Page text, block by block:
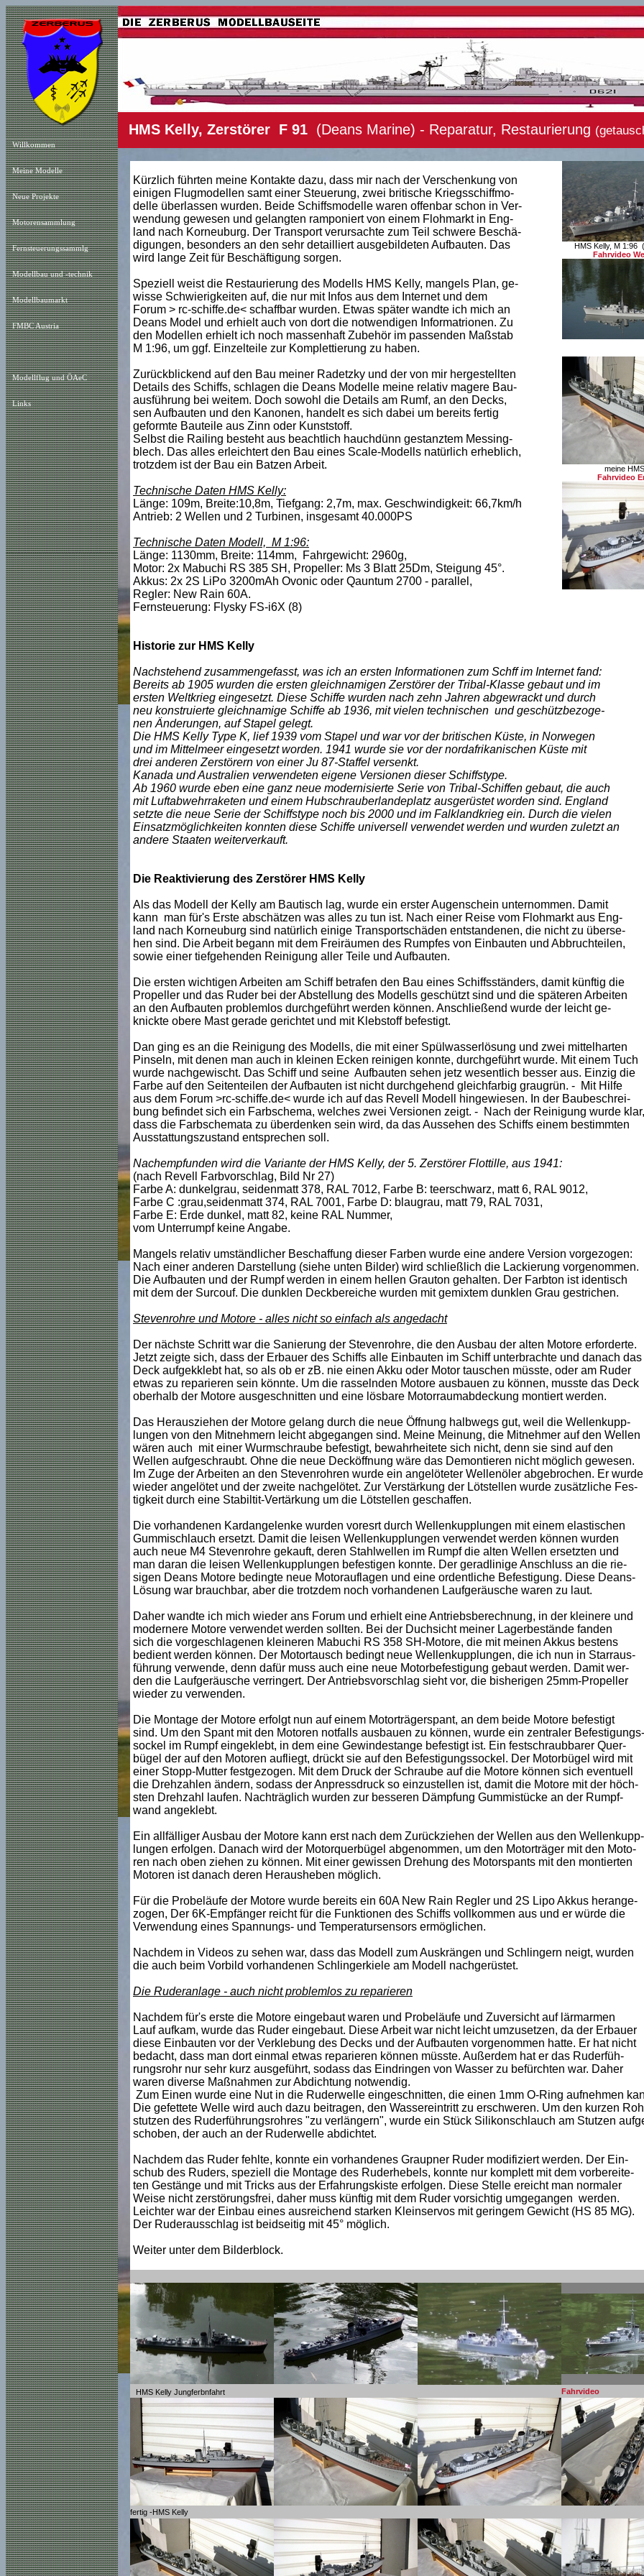
Willkommen
Meine Modelle
Neue Projekte
Motorensammlung
Fernsteuerungssammlg
Modellbau und -technik
Modellbaumarkt
FMBC Austria
Modellflug und ÖAeC
Links
HMS Kelly, Zerstörer F 91 (Deans Marine) - Reparatur, Restaurierung
Kürzlich führten meine Kontakte dazu, dass mir nach der Verschenkung von
einigen Flugmodellen samt einer Steuerung, zwei britische Kriegsschiffmo-
delle überlassen wurden. Beide Schiffsmodelle waren offenbar schon in Ver-
wendung gewesen und gelangten ramponiert von einem Flohmarkt in Eng-
land nach Korneuburg. Der Transport verursachte zum Teil schwere Beschä-
digungen, besonders an den sehr detailliert ausgebildeten Aufbauten. Das
wird lange Zeit für Beschäftigung sorgen.
Speziell weist die Restaurierung des Modells HMS Kelly, mangels Plan, ge-
wisse Schwierigkeiten auf, die nur mit Infos aus dem Internet und dem
Forum > rc-schiffe.de< schaffbar wurden. Etwas später wandte ich mich an
Deans Model und erhielt auch von dort die notwendigen Informatrionen. Zu
den Modellen erhielt ich noch massenhaft Zubehör im passenden Maßstab
M 1:96, um ggf. Einzelteile zur Komplettierung zu haben.
Zurückblickend auf den Bau meiner Radetzky und der von mir hergestellten
Details des Schiffs, schlagen die Deans Modelle meine relativ magere Bau-
ausführung bei weitem. Doch sowohl die Details am Rumf, an den Decks,
sen Aufbauten und den Kanonen, handelt es sich dabei um bereits fertig
geformte Bauteile aus Zinn oder Kunststoff.
Selbst die Railing besteht aus beachtlich hauchdünn gestanztem Messing-
blech. Das alles erleichtert den Bau eines Scale-Modells natürlich erheblich,
trotzdem ist der Bau ein Batzen Arbeit.
Technische Daten HMS Kelly:
Länge: 109m, Breite:10,8m, Tiefgang: 2,7m, max. Geschwindigkeit: 66,7km/h
Antrieb: 2 Wellen und 2 Turbinen, insgesamt 40.000PS
Technische Daten Modell, M 1:96:
Länge: 1130mm, Breite: 114mm, Fahrgewicht: 2960g,
Motor: 2x Mabuchi RS 385 SH, Propeller: Ms 3 Blatt 25Dm, Steigung 45°.
Akkus: 2x 2S LiPo 3200mAh Ovonic oder Qauntum 2700 - parallel,
Regler: New Rain 60A.
Fernsteuerung: Flysky FS-i6X (8)
HMS Kelly, M 1:96
Fahrvideo
meine
Fahrvideo
Historie zur HMS Kelly
Nachstehend zusammengefasst, was ich an ersten Informationen zum Schff im Internet fand:
Bereits ab 1905 wurden die ersten gleichnamigen Zerstörer der Tribal-Klasse gebaut und im
ersten Weltkrieg eingesetzt. Diese Schiffe wurden nach zehn Jahren abgewrackt und durch
neu konstruierte gleichnamige Schiffe ab 1936, mit vielen technischen und geschützbezoge-
nen Änderungen, auf Stapel gelegt.
Die HMS Kelly Type K, lief 1939 vom Stapel und war vor der britischen Küste, in Norwegen
und im Mittelmeer eingesetzt worden. 1941 wurde sie vor der nordafrikanischen Küste mit
drei anderen Zerstörern von einer Ju 87-Staffel versenkt.
Kanada und Australien verwendeten eigene Versionen dieser Schiffstype.
Ab 1960 wurde eben eine ganz neue modernisierte Serie von Tribal-Schiffen gebaut, die auch
mit Luftabwehrraketen und einem Hubschrauberlandeplatz ausgerüstet worden sind. England
setzte die neue Serie der Schiffstype noch bis 2000 und im Falklandkrieg ein. Durch die vielen
Einsatzmöglichkeiten konnten diese Schiffe universell verwendet werden und wurden zuletzt an
andere Staaten weiterverkauft.
Die Reaktivierung des Zerstörer HMS Kelly
Als das Modell der Kelly am Bautisch lag, wurde ein erster Augenschein unternommen. Damit
kann man für's Erste abschätzen was alles zu tun ist. Nach einer Reise vom Flohmarkt aus Eng-
land nach Korneuburg sind natürlich einige Transportschäden entstandenen, die nicht zu überse-
hen sind. Die Arbeit begann mit dem Freiräumen des Rumpfes von Einbauten und Abbruchteilen,
sowie einer tiefgehenden Reinigung aller Teile und Aufbauten.
Die ersten wichtigen Arbeiten am Schiff betrafen den Bau eines Schiffsständers, damit künftig die
Propeller und das Ruder bei der Abstellung des Modells geschützt sind und die späteren Arbeiten
an den Aufbauten problemlos durchgeführt werden können. Anschließend wurde der leicht ge-
knickte obere Mast gerade gerichtet und mit Klebstoff befestigt.
Dan ging es an die Reinigung des Modells, die mit einer Spülwasserlösung und zwei mittelharten
Pinseln, mit denen man auch in kleinen Ecken reinigen konnte, durchgeführt wurde. Mit einem Tuch
wurde nachgewischt. Das Schiff und seine Aufbauten sehen jetz wesentlich besser aus. Einzig die
Farbe auf den Seitenteilen der Aufbauten ist nicht durchgehend gleichfarbig graugrün. - Mit Hilfe
aus dem Forum >rc-schiffe.de< wurde ich auf das Revell Modell hingewiesen. In der Baubeschrei-
bung befindet sich ein Farbschema, welches zwei Versionen zeigt. - Nach der Reinigung wurde klar,
dass die Farbschemata zu überdenken sein wird, da das Aussehen des Schiffs einem bestimmten
Ausstattungszustand entsprechen soll.
Nachempfunden wird die Variante derHMS Kelly, der 5. Zerstörer Flottille, aus 1941:
(nach Revell Farbvorschlag, Bild Nr 27)
Farbe A: dunkelgrau, seidenmatt 378, RAL 7012, Farbe B: teerschwarz, matt 6, RAL 9012,
Farbe C :grau,seidenmatt 374, RAL 7001, Farbe D: blaugrau, matt 79, RAL 7031,
Farbe E: Erde dunkel, matt 82, keine RAL Nummer,
vom Unterrumpf keine Angabe.
Mangels relativ umständlicher Beschaffung dieser Farben wurde eine andere Version vorgezogen:
Nach einer anderen Darstellung (siehe unten Bilder) wird schließlich die Lackierung vorgenommen.
Die Aufbauten und der Rumpf werden in einem hellen Grauton gehalten. Der Farbton ist identisch
mit dem der Surcouf. Die dunklen Deckbereiche wurden mit gemixtem dunklen Grau gestrichen.
Stevenrohre und Motore - alles nicht so einfach als angedacht
Der nächste Schritt war die Sanierung der Stevenrohre, die den Ausbau der alten Motore erforderte.
Jetzt zeigte sich, dass der Erbauer des Schiffs alle Einbauten im Schiff unterbrachte und danach das
Deck aufgekklebt hat, so als ob er zB. nie einen Akku oder Motor tauschen müsste, oder am Ruder
etwas zu reparieren sein könnte. Um die rasselnden Motore ausbauen zu können, musste das Deck
oberhalb der Motore ausgeschnitten und eine lösbare Motorraumabdeckung montiert werden.
Das Herausziehen der Motore gelang durch die neue Öffnung halbwegs gut, weil die Wellenkupp-
lungen von den Mitnehmern leicht abgegangen sind. Meine Meinung, die Mitnehmer auf den Wellen
wären auch mit einer Wurmschraube befestigt, bewahrheitete sich nicht, denn sie sind auf den
Wellen aufgeschraubt. Ohne die neue Decköffnung wäre das Demontieren nicht möglich gewesen.
Im Zuge der Arbeiten an den Stevenrohren wurde ein angelöteter Wellenöler abgebrochen. Er wurde
wieder angelötet und der zweite nachgelötet. Zur Verstärkung der Lötstellen wurde zusätzliche Fes-
tigkeit durch eine Stabiltit-Vertärkung um die Lötstellen geschaffen.
Die vorhandenen Kardangelenke wurden voresrt durch Wellenkupplungen mit einem elastischen
Gummischlauch ersetzt. Damit die leisen Wellenkupplungen verwendet werden können wurden
auch neue M4 Stevenrohre gekauft, deren Stahlwellen im Rumpf die alten Wellen ersetzten und
man daran die leisen Wellenkupplungen befestigen konnte. Der geradlinige Anschluss an die rie-
sigen Deans Motore bedingte neue Motorauflagen und eine ordentliche Befestigung. Diese Deans-
Lösung war brauchbar, aber die trotzdem noch vorhandenen Laufgeräusche waren zu laut.
Daher wandte ich mich wieder ans Forum und erhielt eine Antriebsberechnung, in der kleinere und
modernere Motore verwendet werden sollten. Bei der Duchsicht meiner Lagerbestände fanden
sich die vorgeschlagenen kleineren Mabuchi RS 358 SH-Motore, die mit meinen Akkus bestens
bedient werden können. Der Motortausch bedingt neue Wellenkupplungen, die ich nun in Starraus-
führung verwende, denn dafür muss auch eine neue Motorbefestigung gebaut werden. Damit wer-
den die Laufgeräusche verringert. Der Antriebsvorschlag sieht vor, die bisherigen 25mm-Propeller
wieder zu verwenden.
Die Montage der Motore erfolgt nun auf einem Motorträgerspant, an dem beide Motore befestigt
sind. Um den Spant mit den Motoren notfalls ausbauen zu können, wurde ein zentraler Befestigungs-
sockel im Rumpf eingeklebt, in dem eine Gewindestange befestigt ist. Ein festschraubbarer Quer-
bügel der auf den Motoren aufliegt, drückt sie auf den Befestigungssockel. Der Motorbügel wird mit
einer Stopp-Mutter festgezogen. Mit dem Druck der Schraube auf die Motore können sich eventuell
die Drehzahlen ändern, sodass der Anpressdruck so einzustellen ist, damit die Motore mit der höch-
sten Drehzahl laufen. Nachträglich wurden zur besseren Dämpfung Gummistücke an der Rumpf-
wand angeklebt.
Ein allfälliger Ausbau der Motore kann erst nach dem Zurückziehen der Wellen aus den Wellenkupp-
lungen erfolgen. Danach wird der Motorquerbügel abgenommen, um den Motorträger mit den Moto-
ren nach oben ziehen zu können. Mit einer gewissen Drehung des Motorspants mit den montierten
Motoren ist danach deren Herausheben möglich.
Für die Probeläufe der Motore wurde bereits ein 60A New Rain Regler und 2S Lipo Akkus herange-
zogen, Der 6K-Empfänger reicht für die Funktionen des Schiffs vollkommen aus und er würde die
Verwendung eines Spannungs- und Temperatursensors ermöglichen.
Nachdem in Videos zu sehen war, dass das Modell zum Auskrängen und Schlingern neigt, wurden
die auch beim Vorbild vorhandenen Schlingerkiele am Modell nachgerüstet.
Die Ruderanlage - auch nicht problemlos zu reparieren
Nachdem für's erste die Motore eingebaut waren und Probeläufe und Zuversicht auf lärmarmen
Lauf aufkam, wurde das Ruder eingebaut. Diese Arbeit war nicht leicht umzusetzen, da der Erbauer
diese Einbauten vor der Verklebung des Decks und der Aufbauten vorgenommen hatte. Er hat nicht
bedacht, dass man dort einmal etwas reparieren können müsste. Außerdem hat er das Ruderfüh-
rungsrohr nur sehr kurz ausgeführt, sodass das Eindringen von Wasser zu befürchten war. Daher
waren diverse Maßnahmen zur Abdichtung notwendig.
Zum Einen wurde eine Nut in die Ruderwelle eingeschnitten, die einen 1mm O-Ring aufnehmen
Die gefettete Welle wird auch dazu beitragen, den Wassereintritt zu erschweren. Um den kurzen
stutzen des Ruderführungsrohres "zu verlängern", wurde ein Stück Silikonschlauch am Stutzen
schoben, der auch an der Ruderwelle abdichtet.
Nachdem das Ruder fehlte, konnte ein vorhandenes Graupner Ruder modifiziert werden. Der Ein-
schub des Ruders, speziell die Montage des Ruderhebels, konnte nur komplett mit dem vorbereite-
ten Gestänge und mit Tricks aus der Erfahrungskiste erfolgen. Diese Stelle ereicht man normaler
Weise nicht zerstörungsfrei, daher muss künftig mit dem Ruder vorsichtig umgegangen werden.
Leichter war der Einbau eines ausreichend starken Kleinservos mit geringem Gewicht (HS 85 MG).
Der Ruderausschlag ist beidseitig mit 45° möglich.
Weiter unter dem Bilderblock.
HMS Kelly Jungferbnfahrt Fahrvideo
fertig -HMS Kelly